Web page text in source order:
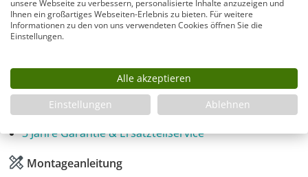
Produkt Anzahl: Gib den gewünschten
In den Warenkorb
Fragen zum Artikel
Planungshilfe
3 Jahre Garantie & Ersatzteilservice
Montageanleitung
unsere Webseite zu verbessern, personalisierte Inhalte anzuzeigen und
Ihnen ein großartiges Webseiten-Erlebnis zu bieten. Für weitere
Informationen zu den von uns verwendeten Cookies öffnen Sie die
Einstellungen.
Alle akzeptieren
Einstellungen
Ablehnen